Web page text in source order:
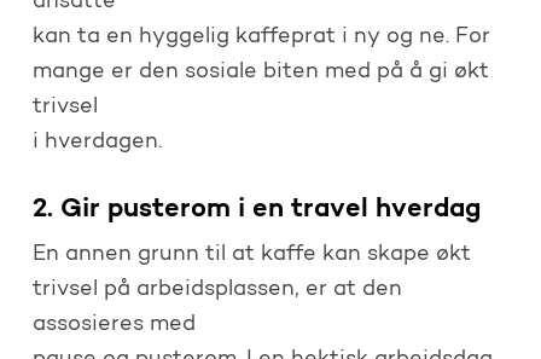
kan ta en hyggelig kaffeprat i ny og ne. For
mange er den sosiale biten med på å gi økt
trivsel
i hverdagen.
2. Gir pusterom i en travel hverdag
En annen grunn til at kaffe kan skape økt
trivsel på arbeidsplassen, er at den
assosieres med